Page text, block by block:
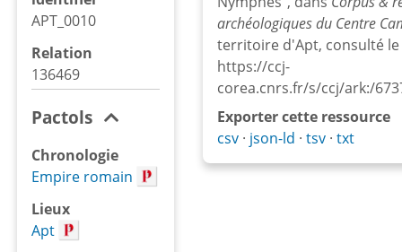
APT_0010
Relation
136469
Pactols
Chronologie
Empire romain
Lieux
Apt
archéologiques du Centre
territoire d'Apt, consulté le
https://ccj-
corea.cnrs.fr/s/ccj/ark:/
Exporter cette ressource
csv json-ld tsv txt